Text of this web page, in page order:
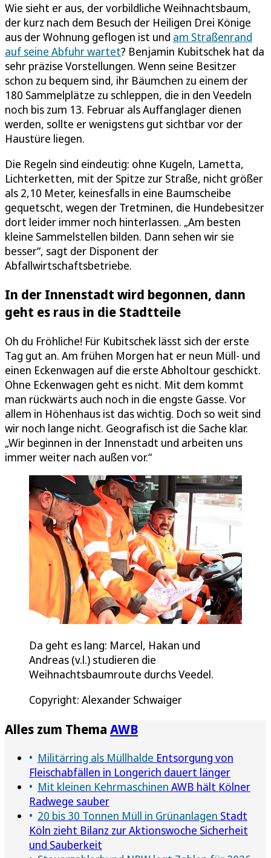
Wie sieht er aus, der vorbildliche Weihnachtsbaum,
der kurz nach dem Besuch der Heiligen Drei Könige
aus der Wohnung geflogen ist und am Straßenrand
auf seine Abfuhr wartet? Benjamin Kubitschek hat da
sehr präzise Vorstellungen. Wenn seine Besitzer
schon zu bequem sind, ihr Bäumchen zu einem der
180 Sammelplätze zu schleppen, die in den Veedeln
noch bis zum 13. Februar als Auffanglager dienen
werden, sollte er wenigstens gut sichtbar vor der
Haustüre liegen.
Die Regeln sind eindeutig: ohne Kugeln, Lametta,
Lichterketten, mit der Spitze zur Straße, nicht größer
als 2,10 Meter, keinesfalls in eine Baumscheibe
gequetscht, wegen der Tretminen, die Hundebesitzer
dort leider immer noch hinterlassen. „Am besten
kleine Sammelstellen bilden. Dann sehen wir sie
besser“, sagt der Disponent der
Abfallwirtschaftsbetriebe.
In der Innenstadt wird begonnen, dann
geht es raus in die Stadtteile
Oh du Fröhliche! Für Kubitschek lässt sich der erste
Tag gut an. Am frühen Morgen hat er neun Müll- und
einen Eckenwagen auf die erste Abholtour geschickt.
Ohne Eckenwagen geht es nicht. Mit dem kommt
man rückwärts auch noch in die engste Gasse. Vor
allem in Höhenhaus ist das wichtig. Doch so weit sind
wir noch lange nicht. Geografisch ist die Sache klar.
„Wir beginnen in der Innenstadt und arbeiten uns
immer weiter nach außen vor.“
Da geht es lang: Marcel, Hakan und
Andreas (v.l.) studieren die
Weihnachtsbaumroute durchs Veedel.
Copyright: Alexander Schwaiger
Alles zum Thema AWB
Militärring als Müllhalde Entsorgung von
Fleischabfällen in Longerich dauert länger
Mit kleinen Kehrmaschinen AWB hält Kölner
Radwege sauber
20 bis 30 Tonnen Müll in Grünanlagen Stadt
Köln zieht Bilanz zur Aktionswoche Sicherheit
und Sauberkeit